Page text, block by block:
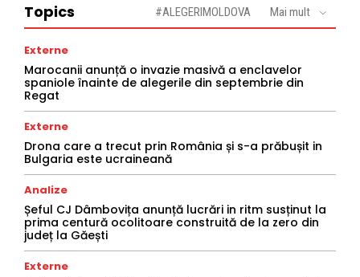
Topics #ALEGERIMOLDOVA Mai mult
Externe
Marocanii anunță o invazie masivă a enclavelor
spaniole înainte de alegerile din septembrie din
Regat
Externe
Drona care a trecut prin România și s-a prăbușit in
Bulgaria este ucraineană
Analize
Șeful CJ Dâmbovița anunță lucrări in ritm susținut la
prima centură ocolitoare construită de la zero din
județ la Găești
Externe